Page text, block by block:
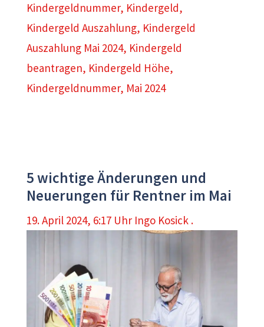
Kindergeldnummer, Kindergeld,
Kindergeld Auszahlung, Kindergeld
Auszahlung Mai 2024, Kindergeld
beantragen, Kindergeld Höhe,
Kindergeldnummer, Mai 2024
5 wichtige Änderungen und
Neuerungen für Rentner im Mai
19. April 2024, 6:17 Uhr Ingo Kosick .